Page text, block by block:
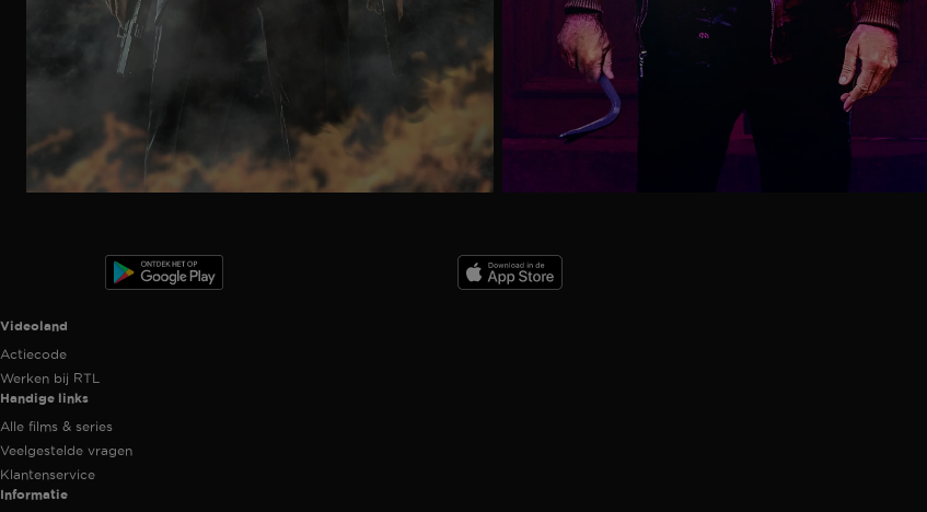
Videoland useful links.
Videoland
Actiecode
Werken bij RTL
Handige links
Alle films & series
Veelgestelde vragen
Klantenservice
Informatie